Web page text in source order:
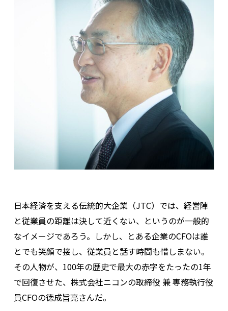
日本経済を支える伝統的大企業（JTC）では、経営陣
と従業員の距離は決して近くない、というのが一般的
なイメージであろう。しかし、とある企業のCFOは誰
とでも笑顔で接し、従業員と話す時間も惜しまない。
その人物が、100年の歴史で最大の赤字をたったの1年
で回復させた、株式会社ニコンの取締役 兼 専務執行役
員CFOの徳成旨亮さんだ。